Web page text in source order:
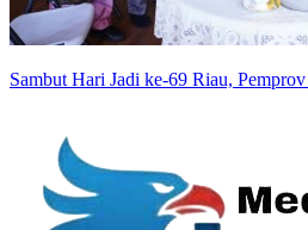
Sambut Hari Jadi ke-69 Riau,